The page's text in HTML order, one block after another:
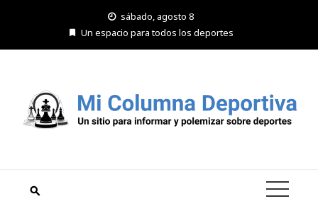
sábado, agosto 8
Un espacio para todos los deportes